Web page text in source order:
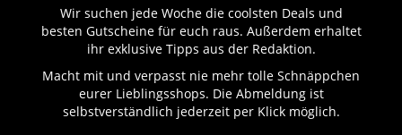
Wir suchen jede Woche die coolsten Deals und
besten Gutscheine für euch raus. Außerdem erhaltet
ihr exklusive Tipps aus der Redaktion.
Macht mit und verpasst nie mehr tolle Schnäppchen
eurer Lieblingsshops. Die Abmeldung ist
selbstverständlich jederzeit per Klick möglich.